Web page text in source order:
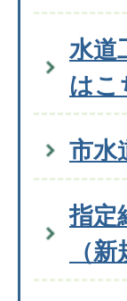
水道
はこ
市水
指定
（